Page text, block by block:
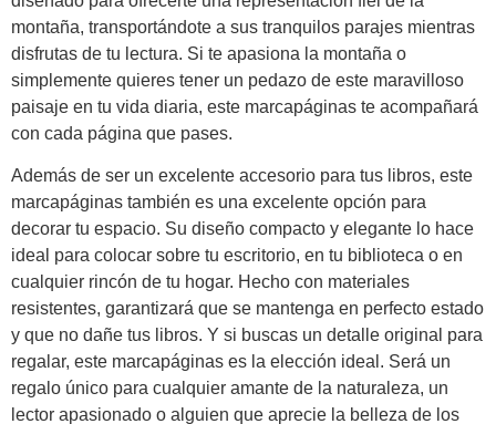
montaña, transportándote a sus tranquilos parajes mientras
disfrutas de tu lectura. Si te apasiona la montaña o
simplemente quieres tener un pedazo de este maravilloso
paisaje en tu vida diaria, este marcapáginas te acompañará
con cada página que pases.
Además de ser un excelente accesorio para tus libros, este
marcapáginas también es una excelente opción para
decorar tu espacio. Su diseño compacto y elegante lo hace
ideal para colocar sobre tu escritorio, en tu biblioteca o en
cualquier rincón de tu hogar. Hecho con materiales
resistentes, garantizará que se mantenga en perfecto estado
y que no dañe tus libros. Y si buscas un detalle original para
regalar, este marcapáginas es la elección ideal. Será un
regalo único para cualquier amante de la naturaleza, un
lector apasionado o alguien que aprecie la belleza de los